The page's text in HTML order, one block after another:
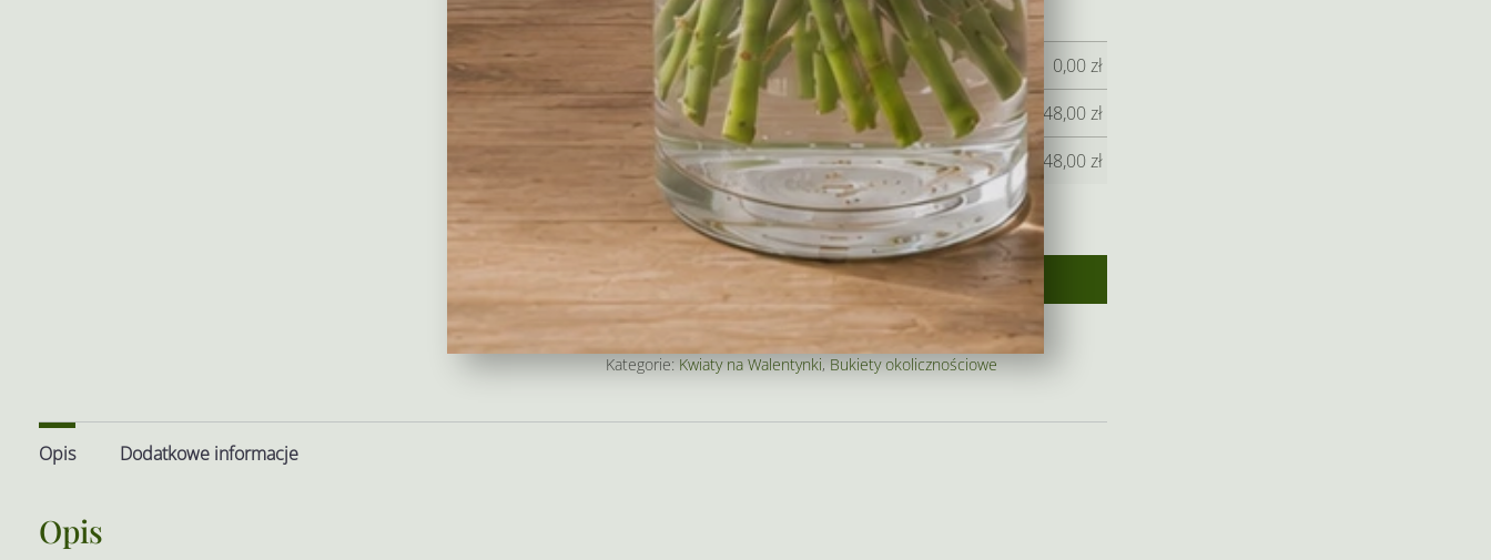
Cena prezentów: 0,00zł
Cena kompozycji:
148,00zł
Razem:
148,00zł
Decrease
quantity
ilość
Bukiet
Cię
Increase
quantity Zamów
556
Kategorie: Kwiaty na Walentynki, Bukiety okolicznościowe
Opis Dodatkowe informacje
Opis